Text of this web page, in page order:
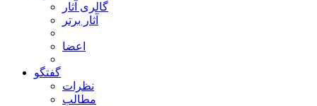
گالری آثار
آثار برتر
اعضا
گفتگو
نظرات
مطالب